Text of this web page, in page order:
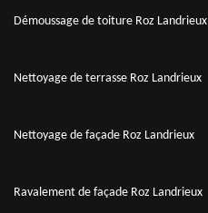
Démoussage de toiture Roz Landrieux
Nettoyage de terrasse Roz Landrieux
Nettoyage de façade Roz Landrieux
Ravalement de façade Roz Landrieux